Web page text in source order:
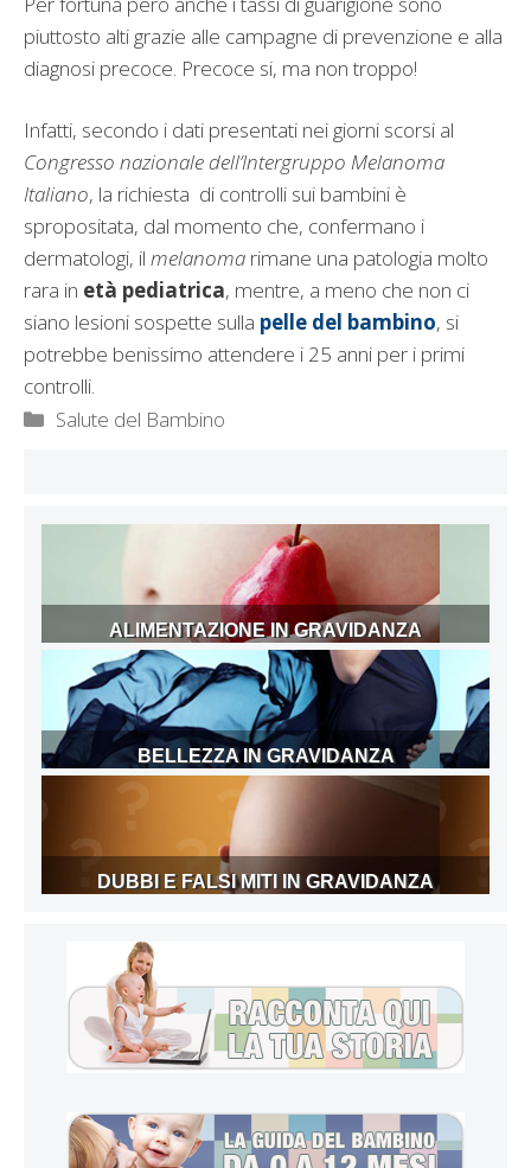
piuttosto alti grazie alle campagne di prevenzione e alla
diagnosi precoce. Precoce si, ma non troppo!
Infatti, secondo i dati presentati nei giorni scorsi al
Congresso nazionale dell’Intergruppo Melanoma
Italiano, la richiesta di controlli sui bambini è
spropositata, dal momento che, confermano i
dermatologi, il melanoma rimane una patologia molto
rara in età pediatrica, mentre, a meno che non ci
siano lesioni sospette sulla pelle del bambino, si
potrebbe benissimo attendere i 25 anni per i primi
controlli.
Categorie
Salute del Bambino
ALIMENTAZIONE IN GRAVIDANZA
BELLEZZA IN GRAVIDANZA
DUBBI E FALSI MITI IN GRAVIDANZA